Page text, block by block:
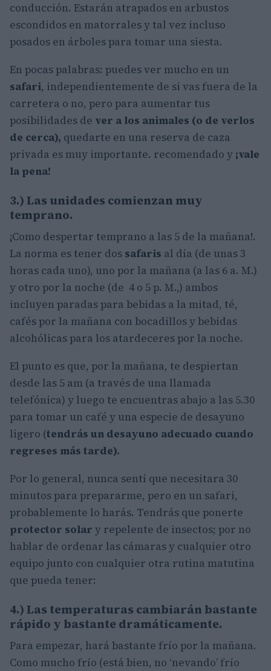
conducción. Estarán atrapados en arbustos
escondidos en matorrales y tal vez incluso
posados ​​en árboles para tomar una siesta.
En pocas palabras: puedes ver mucho en un
safari, independientemente de si vas fuera de la
carretera o no, pero para aumentar tus
posibilidades de ver a los animales (o de verlos
de cerca), quedarte en una reserva de caza
privada es muy importante. recomendado y ¡vale
la pena!
3.) Las unidades comienzan muy
temprano.
¡Como despertar temprano a las 5 de la mañana!.
La norma es tener dos safaris al día (de unas 3
horas cada uno), uno por la mañana (a las 6 a. M.)
y otro por la noche (de 4 o 5 p. M.,) ambos
incluyen paradas para bebidas a la mitad, té,
cafés por la mañana con bocadillos y bebidas
alcohólicas para los atardeceres por la noche.
El punto es que, por la mañana, te despiertan
desde las 5 am (a través de una llamada
telefónica) y luego te encuentras abajo a las 5.30
para tomar un café y una especie de desayuno
ligero (tendrás un desayuno adecuado cuando
regreses más tarde).
Por lo general, nunca sentí que necesitara 30
minutos para prepararme, pero en un safari,
probablemente lo harás. Tendrás que ponerte
protector solar y repelente de insectos; por no
hablar de ordenar las cámaras y cualquier otro
equipo junto con cualquier otra rutina matutina
que pueda tener:
4.) Las temperaturas cambiarán bastante
rápido y bastante dramáticamente.
Para empezar, hará bastante frío por la mañana.
Como mucho frío (está bien, no ‘nevando’ frío